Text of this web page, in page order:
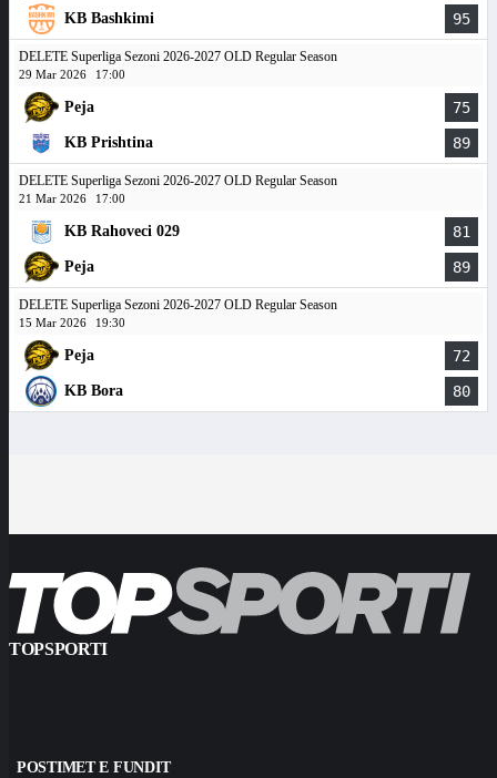
KB Bashkimi 95
DELETE Superliga Sezoni 2026-2027 OLD Regular Season
29 Mar 2026 17:00
Peja 75
KB Prishtina 89
DELETE Superliga Sezoni 2026-2027 OLD Regular Season
21 Mar 2026 17:00
KB Rahoveci 029 81
Peja 89
DELETE Superliga Sezoni 2026-2027 OLD Regular Season
15 Mar 2026 19:30
Peja 72
KB Bora 80
TOPSPORTI
POSTIMET E FUNDIT